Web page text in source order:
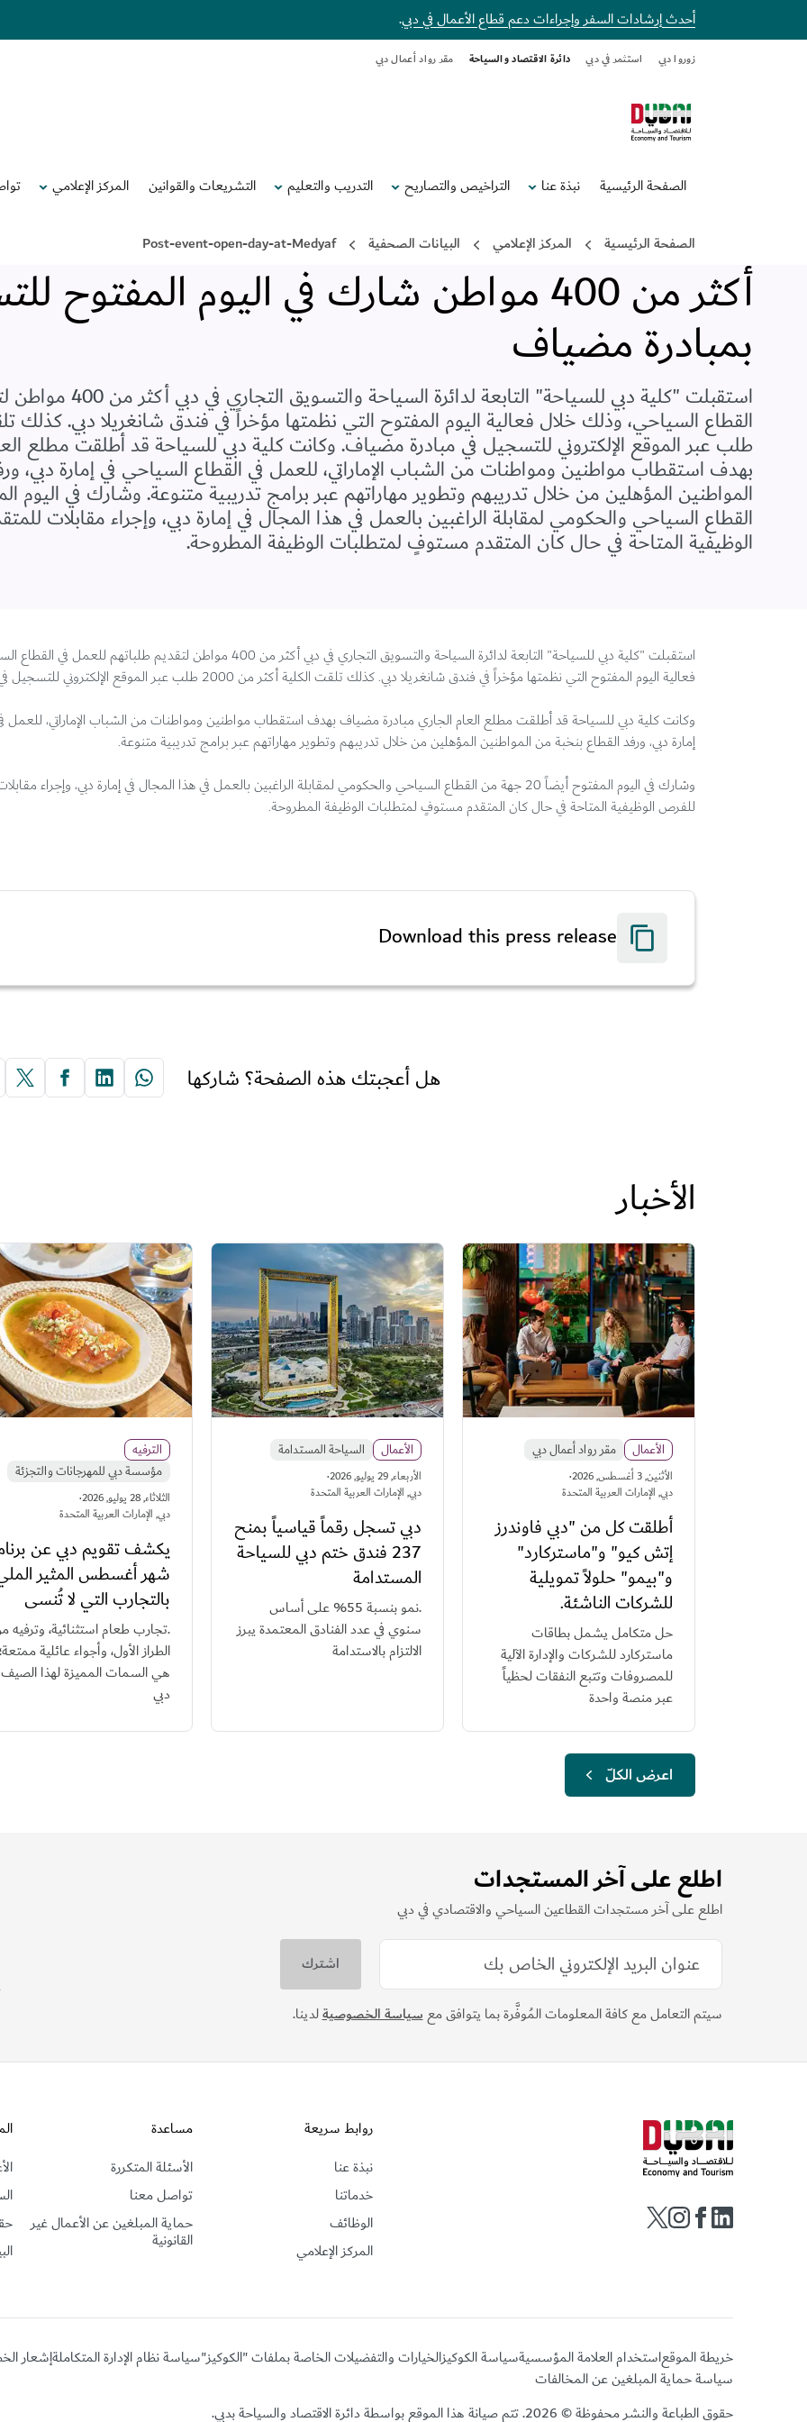
أحدث إرشادات السفر وإجراءات دعم قطاع الأعمال في دبي.
زوروا دبي استثمر في دبي دائرة الاقتصاد والسياحة مقر رواد أعمال دبي
الصفحة الرئيسية نبذة عنا التراخيص والتصاريح التدريب والتعليم التشريعات والقوانين المركز الإعلامي
الصفحة الرئيسية المركز الإعلامي البيانات الصحفية Post-event-open-day-at-Medyaf • دبي,الإمارات العربية المتحدة
أكثر من 400 مواطن شارك في اليوم المفتوح
بمبادرة مضياف
استقبلت "كلية دبي للسياحة"
طلب عبر الموقع الإلكتروني للتسجيل في مبادرة مضياف. وكانت كلية دبي للسياحة قد أطلقت مطلع
بهدف استقطاب مواطنين ومواطنات من الشباب الإماراتي، للعمل في القطاع السياحي في إمارة دبي،
القطاع السياحي والحكومي لمقابلة الراغبين بالعمل في هذا المجال في إمارة دبي، وإجراء مقابلات
الوظيفية المتاحة في حال كان المتقدم مستوفٍ لمتطلبات الوظيفة المطروحة.
استقبلت "كلية دبي للسياحة" التابعة لدائرة السياحة والتسويق التجاري في دبي أكثر من 400 مواطن لتقديم
فعالية اليوم المفتوح التي نظمتها مؤخراً في فندق شانغريلا دبي. كذلك تلقت الكلية أكثر من 2000 طلب عبر الموقع الإلكتروني للتسجيل في مبادرة مضياف.
وكانت كلية دبي للسياحة قد أطلقت مطلع العام الجاري مبادرة مضياف بهدف استقطاب مواطنين ومواطنات من الشباب الإماراتي، للعمل
إمارة دبي، ورفد القطاع بنخبة من المواطنين المؤهلين من خلال تدريبهم وتطوير مهاراتهم عبر برامج تدريبية متنوعة.
وشارك في اليوم المفتوح أيضاً 20 جهة من القطاع السياحي والحكومي لمقابلة الراغبين بالعمل في هذا المجال في إمارة دبي، وإجراء
للفرص الوظيفية المتاحة في حال كان المتقدم مستوفٍ لمتطلبات الوظيفة المطروحة.
Download this press release
هل أعجبتك هذه الصفحة؟ شاركها
الأخبار
الأعمال مقر رواد أعمال دبي
اﻷثنين, 3 أغسطس, 2026 ·
دبي, الإمارات العربية المتحدة
أطلقت كل من "دبي فاوندرز
إتش كيو" و"ماستركارد"
و"بيمو" حلولاً تمويلية
للشركات الناشئة.
حل متكامل يشمل بطاقات
ماستركارد للشركات والإدارة الآلية
للمصروفات وتتبع النفقات لحظياً
عبر منصة واحدة
الأعمال السياحة المستدامة
اﻷربعاء, 29 يوليو, 2026 ·
دبي, الإمارات العربية المتحدة
دبي تسجل رقماً قياسياً بمنح
237 فندق ختم دبي للسياحة
المستدامة
.نمو بنسبة 55% على أساس
سنوي في عدد الفنادق المعتمدة يبرز
الالتزام بالاستدامة
الترفيه
مؤسسة دبي للمهرجانات والتجزئة
الثلاثاء, 28 يوليو, 2026 ·
دبي, الإمارات العربية المتحدة
يكشف تقويم دبي عن
شهر أغسطس المثير
بالتجارب التي لا تُنسى
.تجارب طعام استثنائية، وترفيه
الطراز الأول، وأجواء عائلية ممتعة؛
هي السمات المميزة لهذا
دبي
اعرض الكلّ
اطلع على آخر المستجدات
اطلع على آخر مستجدات القطاعين السياحي والاقتصادي في دبي
سيتم التعامل مع كافة المعلومات المُوفَّرة بما يتوافق معسياسة الخصوصيةلدينا.
روابط سريعة
نبذة عنا
خدماتنا
الوظائف
المركز الإعلامي
مساعدة
الأسئلة المتكررة
تواصل معنا
حماية المبلغين عن الأعمال غير
القانونية
خريطة الموقعاستخدام العلامة المؤسسيةسياسة الكوكيزالخيارات والتفضيلات الخاصة بملفات "الكوكيز"سياسة نظام الإدارة المتكاملةإشعار
سياسة حماية المبلغين عن المخالفات
حقوق الطباعة والنشر محفوظة © 2026. تتم صيانة هذا الموقع بواسطة دائرة الاقتصاد والسياحة بدبي.